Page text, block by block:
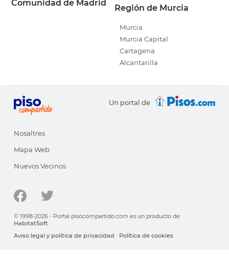
Comunidad de Madrid
Región de Murcia
Murcia
Murcia Capital
Cartagena
Alcantarilla
Un portal de
Nosaltres
Mapa Web
Nuevos Vecinos
© 1998-2026 - Portal pisocompartido.com es un producto de
HabitatSoft
Aviso legal y política de privacidad · Política de cookies